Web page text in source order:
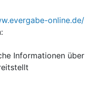
online.de/
:
Informationen über